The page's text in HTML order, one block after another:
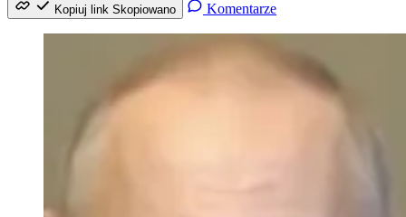
Kopiuj link Skopiowano Komentarze